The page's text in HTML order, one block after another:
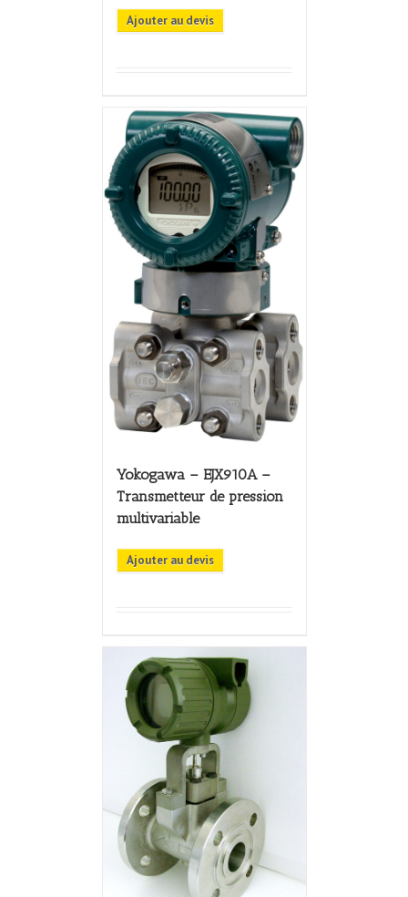
Ajouter au devis
Yokogawa – EJX910A –
Transmetteur de pression
multivariable
Ajouter au devis